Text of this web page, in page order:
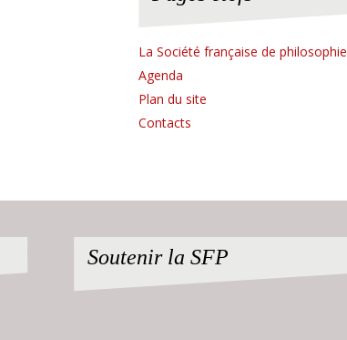
La Société française de philosophie
Agenda
Plan du site
Contacts
Soutenir la SFP